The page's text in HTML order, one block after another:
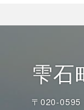
雫石
〒020-0595